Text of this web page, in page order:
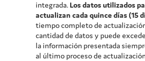
integrada. Los datos utilizados
actualizan cada quince días (15
tiempo completo de
cantidad de datos y puede
la información presentada
al último proceso de